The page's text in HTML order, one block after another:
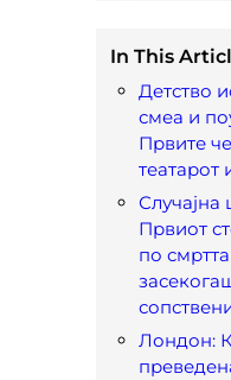
In This
Детство
смеа и
Првите
театарот
Случајна
Првиот
по
Лондон: